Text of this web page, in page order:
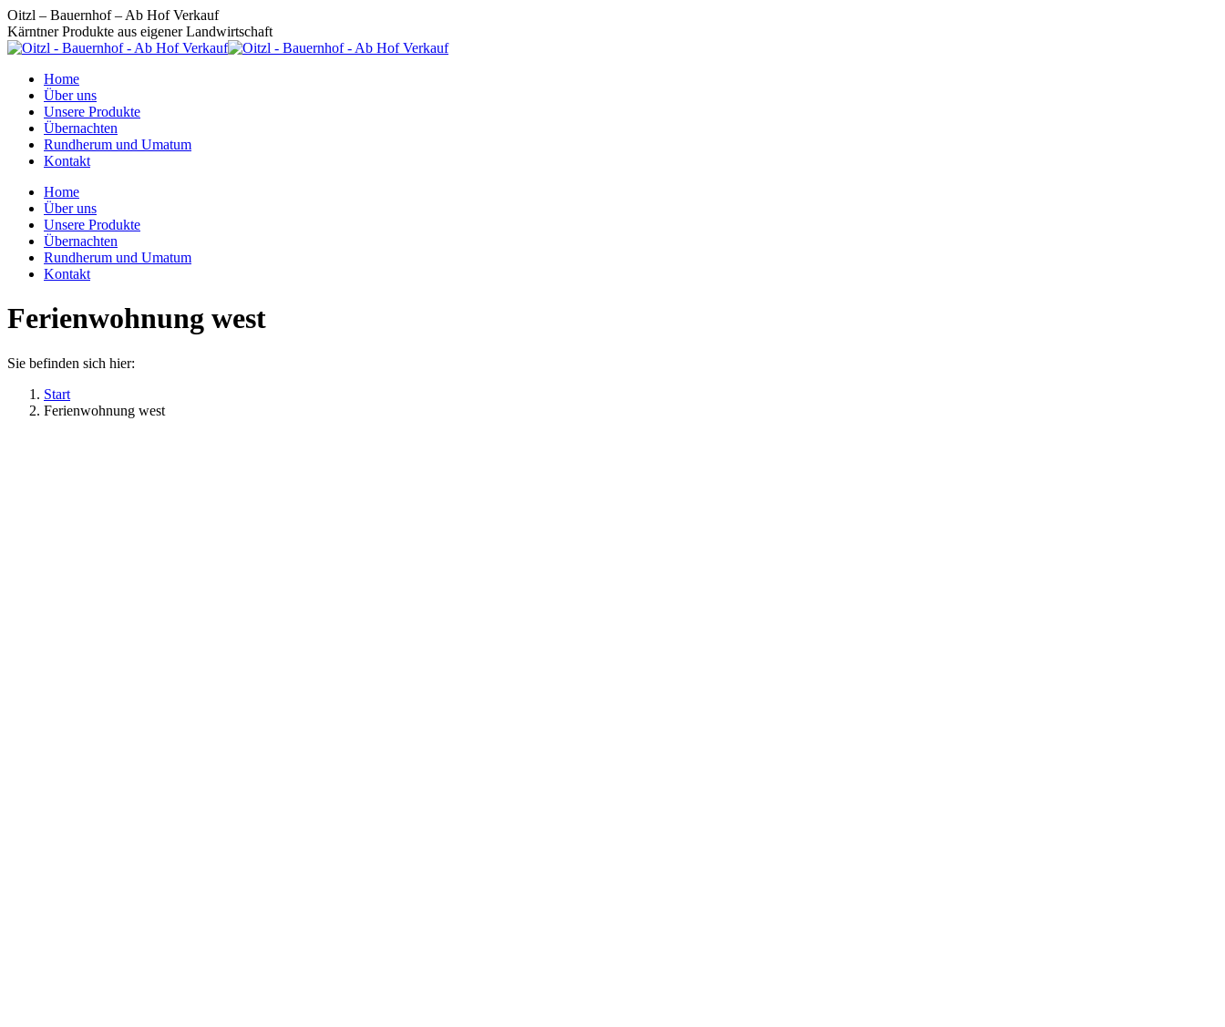
Zum
Inhalt
springen
Oitzl – Bauernhof – Ab Hof Verkauf
Kärntner Produkte aus eigener Landwirtschaft
Home
Über uns
Unsere Produkte
Übernachten
Rundherum und Umatum
Kontakt
Home
Über uns
Unsere Produkte
Übernachten
Rundherum und Umatum
Kontakt
Ferienwohnung west
Sie befinden sich hier:
Start
Ferienwohnung west